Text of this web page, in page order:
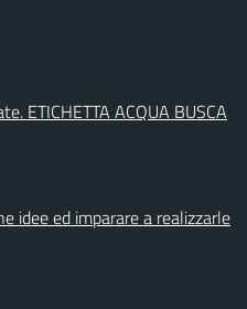
ETICHETTA ACQUA BUSCA
idee ed imparare a realizzarle